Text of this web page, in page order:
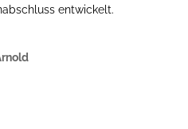
entwickelt.